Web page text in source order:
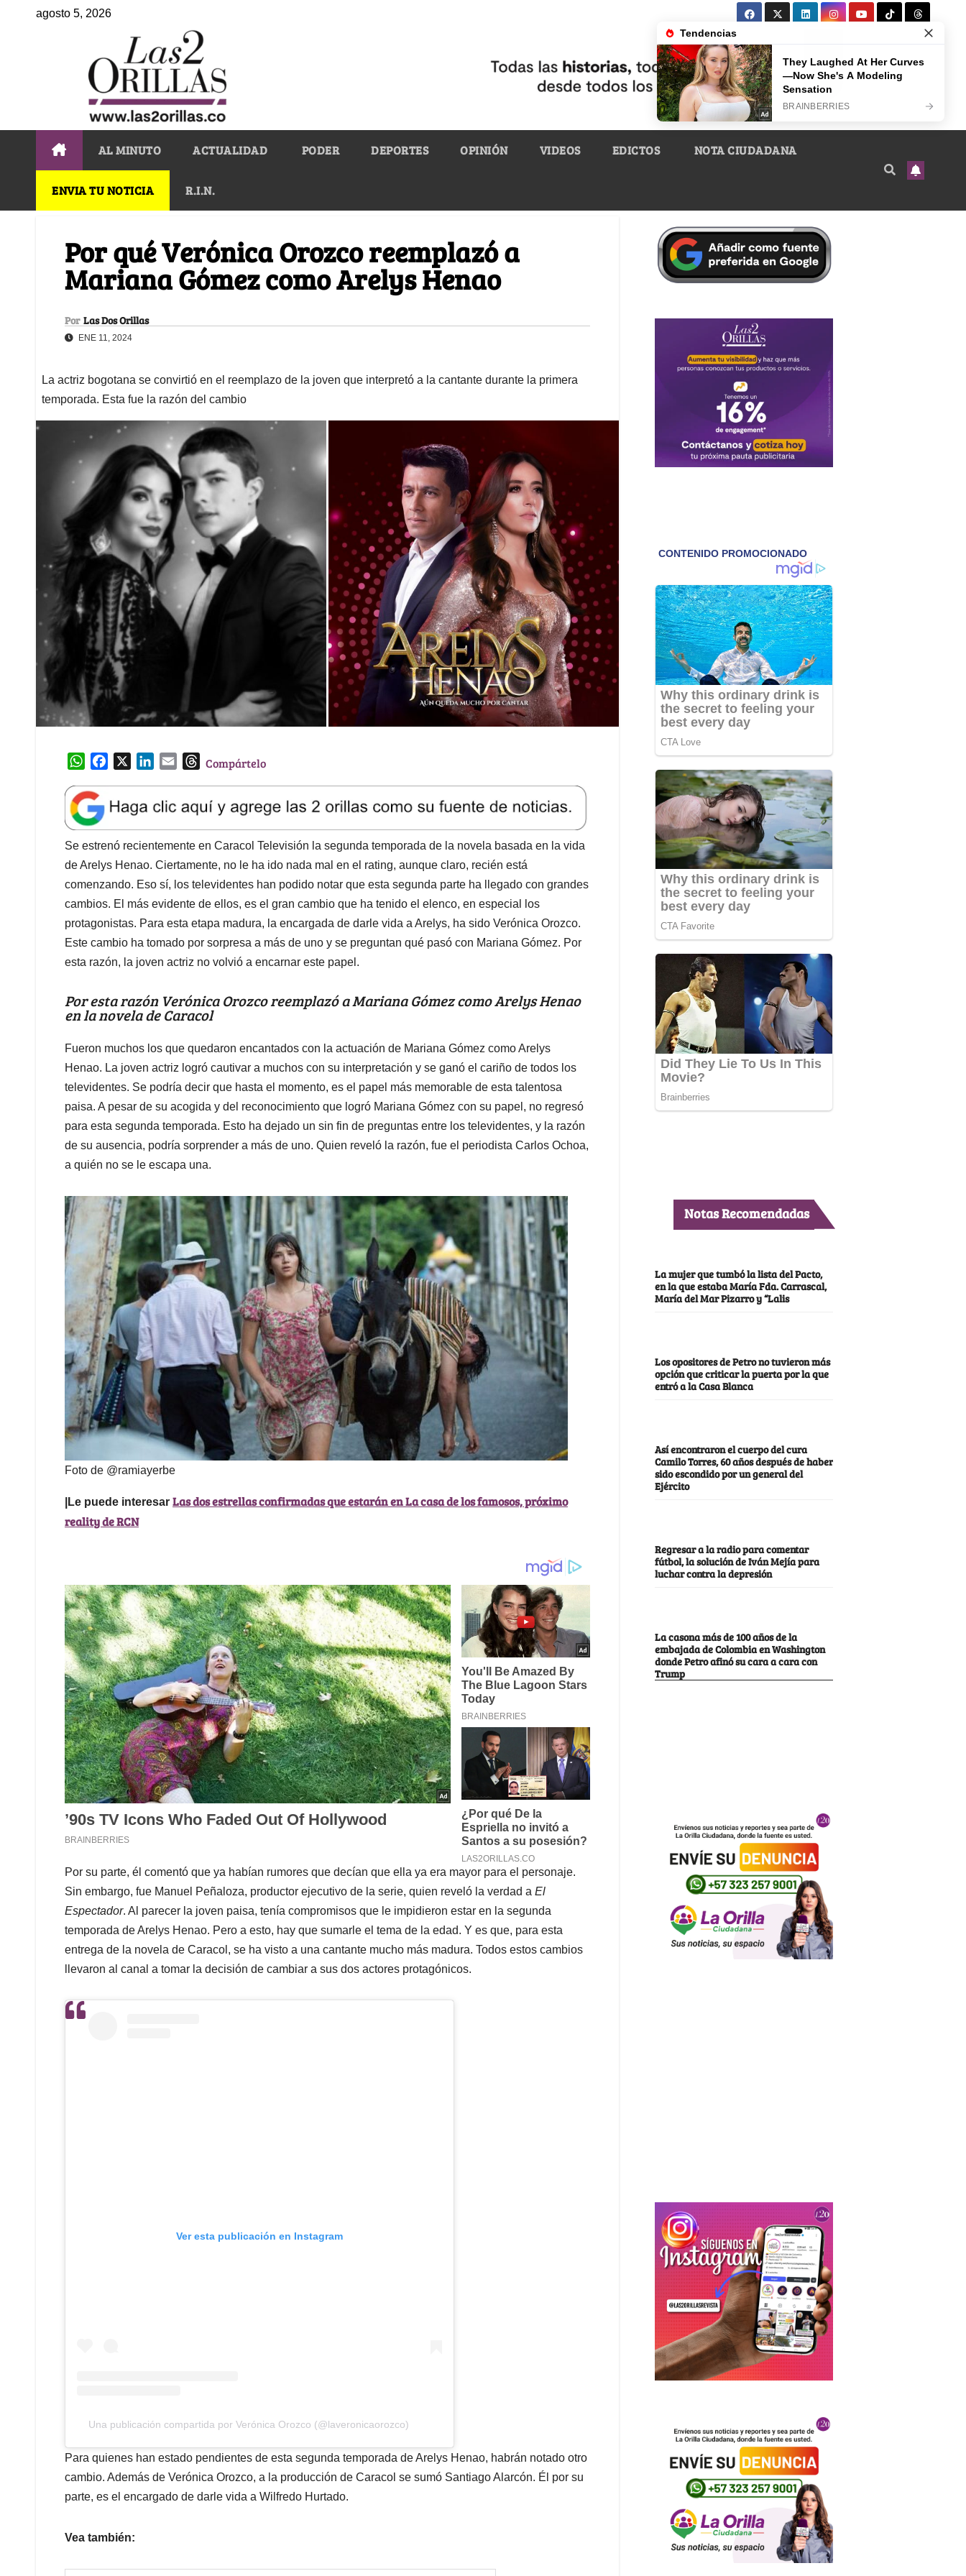
agosto 5, 2026
AL MINUTO ACTUALIDAD PODER DEPORTES OPINIÓN VIDEOS EDICTOS NOTA CIUDADANA
ENVIA TU NOTICIA R.I.N.
Por qué Verónica Orozco reemplazó a
Mariana Gómez como Arelys Henao
Por Las Dos Orillas
ENE 11, 2024
La actriz bogotana se convirtió en el reemplazo de la joven que interpretó a la cantante durante la primera
temporada. Esta fue la razón del cambio
W
a
t
s
A
p
p
e
b
o
o
k
k
e
d
I
n
l
T
e
a
d
s
Compártelo
Se estrenó recientemente en Caracol Televisión la segunda temporada de la novela basada en la vida
de Arelys Henao. Ciertamente, no le ha ido nada mal en el rating, aunque claro, recién está
comenzando. Eso sí, los televidentes han podido notar que esta segunda parte ha llegado con grandes
cambios. El más evidente de ellos, es el gran cambio que ha tenido el elenco, en especial los
protagonistas. Para esta etapa madura, la encargada de darle vida a Arelys, ha sido Verónica Orozco.
Este cambio ha tomado por sorpresa a más de uno y se preguntan qué pasó con Mariana Gómez. Por
esta razón, la joven actriz no volvió a encarnar este papel.
Por esta razón Verónica Orozco reemplazó a Mariana Gómez como Arelys Henao
en la novela de Caracol
Fueron muchos los que quedaron encantados con la actuación de Mariana Gómez como Arelys
Henao. La joven actriz logró cautivar a muchos con su interpretación y se ganó el cariño de todos los
televidentes. Se podría decir que hasta el momento, es el papel más memorable de esta talentosa
paisa. A pesar de su acogida y del reconocimiento que logró Mariana Gómez con su papel, no regresó
para esta segunda temporada. Esto ha dejado un sin fin de preguntas entre los televidentes, y la razón
de su ausencia, podría sorprender a más de uno. Quien reveló la razón, fue el periodista Carlos Ochoa,
a quién no se le escapa una.
Foto de @ramiayerbe
|Le puede interesar Las dos estrellas confirmadas que estarán en La casa de los famosos, próximo
reality de RCN
Por su parte, él comentó que ya habían rumores que decían que ella ya era mayor para el personaje.
Sin embargo, fue Manuel Peñaloza, productor ejecutivo de la serie, quien reveló la verdad a El
Espectador. Al parecer la joven paisa, tenía compromisos que le impidieron estar en la segunda
temporada de Arelys Henao. Pero a esto, hay que sumarle el tema de la edad. Y es que, para esta
entrega de la novela de Caracol, se ha visto a una cantante mucho más madura. Todos estos cambios
llevaron al canal a tomar la decisión de cambiar a sus dos actores protagónicos.
Ver esta publicación en Instagram
Una publicación compartida por Verónica Orozco (@laveronicaorozco)
Para quienes han estado pendientes de esta segunda temporada de Arelys Henao, habrán notado otro
cambio. Además de Verónica Orozco, a la producción de Caracol se sumó Santiago Alarcón. Él por su
parte, es el encargado de darle vida a Wilfredo Hurtado.
Vea también:
Notas Recomendadas
La mujer que tumbó la lista del Pacto,
en la que estaba María Fda. Carrascal,
María del Mar Pizarro y “Lalis
Los opositores de Petro no tuvieron más
opción que criticar la puerta por la que
entró a la Casa Blanca
Así encontraron el cuerpo del cura
Camilo Torres, 60 años después de haber
sido escondido por un general del
Ejército
Regresar a la radio para comentar
fútbol, la solución de Iván Mejía para
luchar contra la depresión
La casona más de 100 años de la
embajada de Colombia en Washington
donde Petro afinó su cara a cara con
Trump